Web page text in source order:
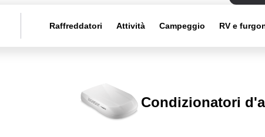
Raffreddatori Attività Campeggio RV e
Condizionatori